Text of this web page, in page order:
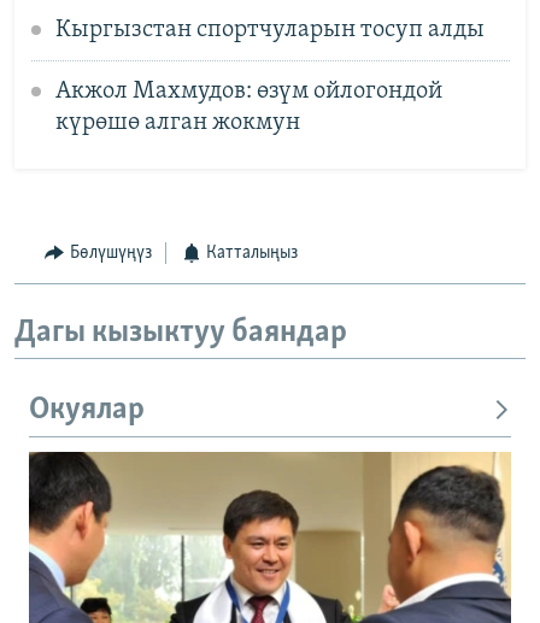
Кыргызстан спортчуларын тосуп алды
Акжол Махмудов: өзүм ойлогондой
күрөшө алган жокмун
Бөлүшүңүз Катталыңыз
Дагы кызыктуу баяндар
Окуялар